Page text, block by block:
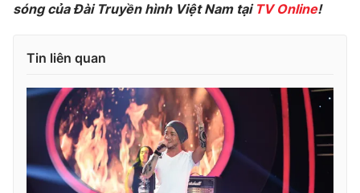
sóng của Đài Truyền hình Việt Nam tại TV Online!
Tin liên quan